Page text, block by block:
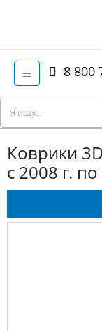
8 800
Коврики
c 2008 г.